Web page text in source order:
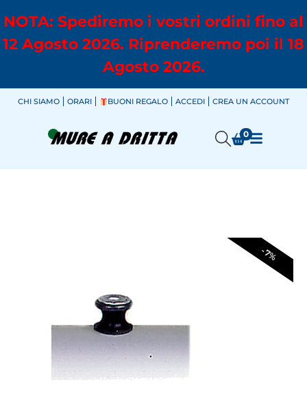
NOTA: Spediremo i vostri ordini fino al
12 Agosto 2026. Riprenderemo poi il 18
Agosto 2026.
CHI SIAMO ORARI BUONI REGALO ACCEDI CREA UN ACCOUNT
0
-7%